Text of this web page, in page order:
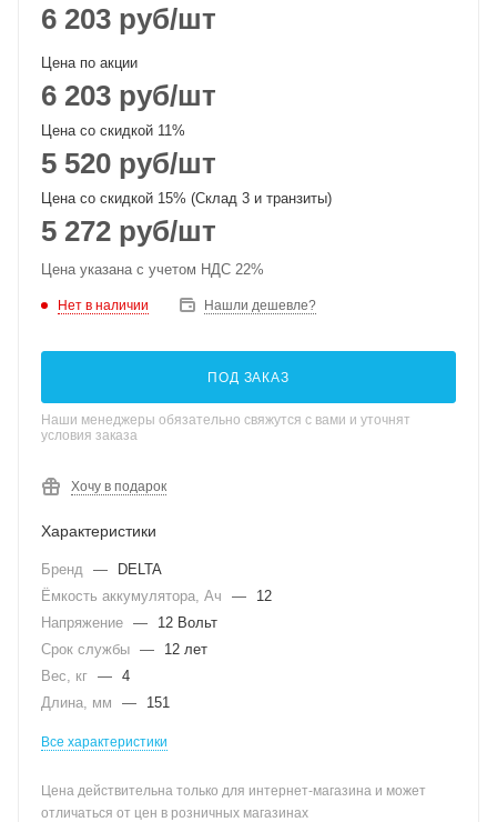
6 203 руб/шт
Цена по акции
6 203 руб/шт
Цена со скидкой 11%
5 520 руб/шт
Цена со скидкой 15% (Склад 3 и транзиты)
5 272 руб/шт
Цена указана с учетом НДС 22%
Нет в наличии Нашли дешевле?
ПОД ЗАКАЗ
Наши менеджеры обязательно свяжутся с вами и уточнят
условия заказа
Хочу в подарок
Характеристики
Бренд —
DELTA
Ёмкость аккумулятора, Ач
—
12
Напряжение —
12 Вольт
Срок службы —
12 лет
Вес, кг — 4
Длина, мм
— 151
Все характеристики
Цена действительна только для интернет-магазина и может
отличаться от цен в розничных магазинах